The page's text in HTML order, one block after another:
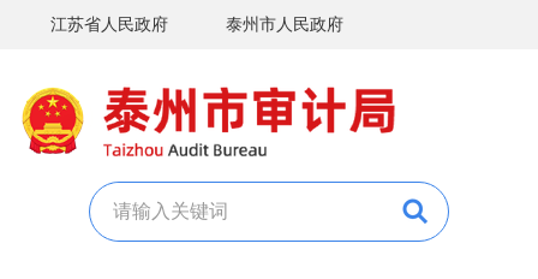
江苏省人民政府 泰州市人民政府